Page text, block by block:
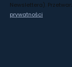
Newslettera).
prywatności